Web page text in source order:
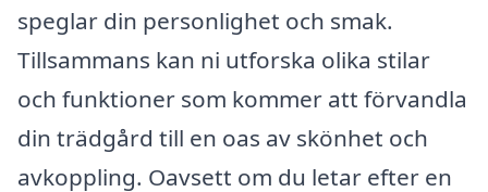
speglar din personlighet och smak.
Tillsammans kan ni utforska olika stilar
och funktioner som kommer att förvandla
din trädgård till en oas av skönhet och
avkoppling. Oavsett om du letar efter en